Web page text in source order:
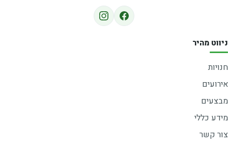
ניווט מהיר
חנויות
אירועים
מבצעים
מידע כללי
צור קשר